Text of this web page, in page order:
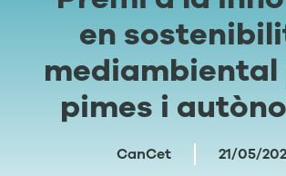
en
mediambiental
pimes i
CanCet 21/05/